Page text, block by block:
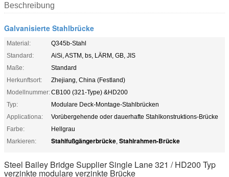
Beschreibung
Galvanisierte Stahlbrücke
Material:
Q345b-Stahl
Standard:
AiSi, ASTM, bs, LÄRM, GB, JIS
Maße:
Standard
Herkunftsort:
Zhejiang, China (Festland)
Modellnummer:CB100 (321-Type) &HD200
Typ:
Modulare Deck-Montage-Stahlbrücken
Applicationa:
Vorübergehende oder dauerhafte Stahlkonstruktions-Brücke
Farbe:
Hellgrau
Markieren:
Stahlfußgängerbrücke, Stahlrahmen-Brücke
Steel Bailey Bridge Supplier Single Lane 321 / HD200 Typ
verzinkte modulare verzinkte Brücke